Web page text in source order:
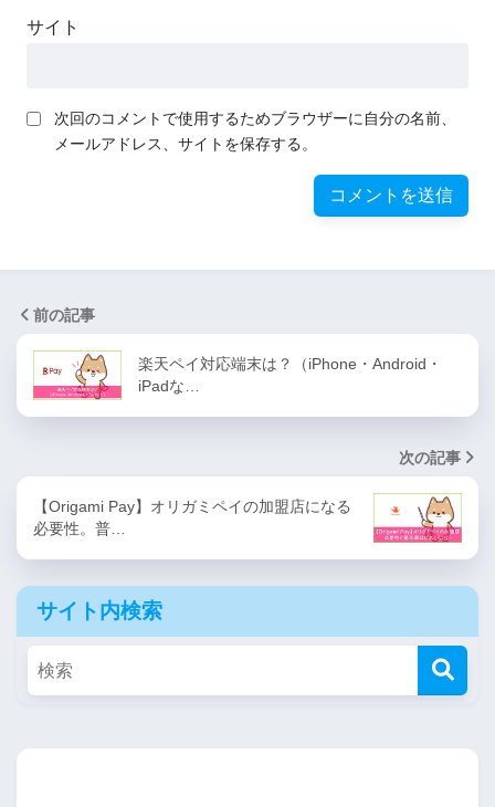
サイト
次回のコメントで使用するためブラウザーに自分の名前、
メールアドレス、サイトを保存する。
前の記事
楽天ペイ対応端末は？（iPhone・Android・
iPadな…
次の記事
【Origami Pay】オリガミペイの加盟店になる
必要性。普…
サイト内検索